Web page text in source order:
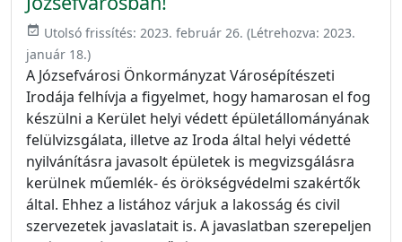
event_available Utolsó frissítés: 2023. február 26. (Létrehozva: 2023.
január 18.)
A Józsefvárosi Önkormányzat Városépítészeti
Irodája felhívja a figyelmet, hogy hamarosan el fog
készülni a Kerület helyi védett épületállományának
felülvizsgálata, illetve az Iroda által helyi védetté
nyilvánításra javasolt épületek is megvizsgálásra
kerülnek műemlék- és örökségvédelmi szakértők
által. Ehhez a listához várjuk a lakosság és civil
szervezetek javaslatait is. A javaslatban szerepeljen